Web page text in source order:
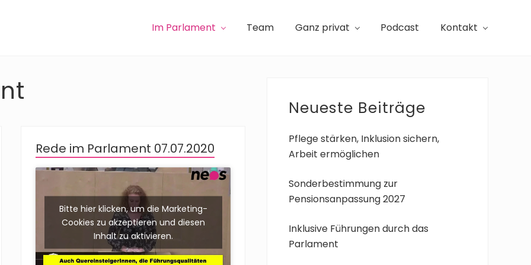
Im Parlament Team Ganz privat Podcast Kontakt
Rede im Parlament 07.07.2020
Bitte hier klicken, um die Marketing-
Cookies zu akzeptieren und diesen
Inhalt zu aktivieren.
Seitenspalte
Neueste Beiträge
Pflege stärken, Inklusion sichern,
Arbeit ermöglichen
Sonderbestimmung zur
Pensionsanpassung 2027
Inklusive Führungen durch das
Parlament